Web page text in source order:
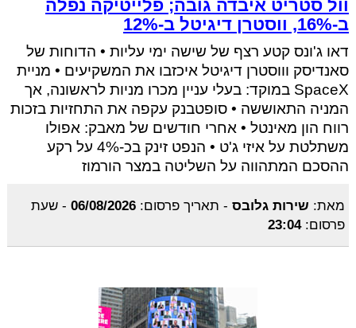
וול סטריט איבדה גובה; פלייטיקה נפלה
ב-16%, ווסטרן דיגיטל ב-12%
דאו ג'ונס קטע רצף של שישה ימי עליות • הדוחות של
סאנדיסק וווסטרן דיגיטל איכזבו את המשקיעים • מניית
SpaceX במוקד: בעלי עניין מכרו מניות לראשונה, אך
המניה התאוששה • סופטבנק עקפה את התחזיות בזכות
רווח הון מאינטל • אחרי חודשים של מאבק: אפולו
משתלטת על איזי ג'ט • הנפט זינק בכ-4% על רקע
ההסכם המתהווה על השליטה במצר הורמוז
מאת: שירות גלובס- תאריך פרסום: 06/08/2026
- שעת
פרסום:23:04